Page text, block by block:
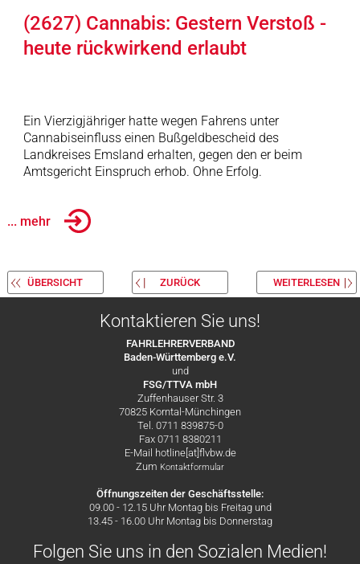
(2627) Cannabis: Gestern Verstoß -
heute rückwirkend erlaubt
Ein Vierzigjähriger hatte wegen Fahrens unter
Cannabiseinfluss einen Bußgeldbescheid des
Landkreises Emsland erhalten, gegen den er beim
Amtsgericht Einspruch erhob. Ohne Erfolg.
... mehr
ÜBERSICHT ZURÜCK WEITERLESEN
Kontaktieren Sie uns!
FAHRLEHRERVERBAND
Baden-Württemberg e.V.
und
FSG/TTVA mbH
Zuffenhauser Str. 3
70825 Korntal-Münchingen
Tel. 0711 839875-0
Fax 0711 8380211
E-Mail hotline[at]flvbw.de
Zum Kontaktformular
Öffnungszeiten der Geschäftsstelle:
09.00 - 12.15 Uhr Montag bis Freitag und
13.45 - 16.00 Uhr Montag bis Donnerstag
Folgen Sie uns in den Sozialen Medien!